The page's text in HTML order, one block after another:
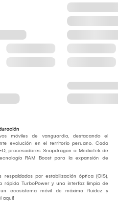
móviles de vanguardia, destacando el
evolución en el territorio peruano. Cada
procesadores Snapdragon o MediaTek de
RAM Boost para la expansión de
respaldados por estabilización óptica (OIS),
rápida TurboPower y una interfaz limpia de
ecosistema móvil de máxima fluidez y
aquí!